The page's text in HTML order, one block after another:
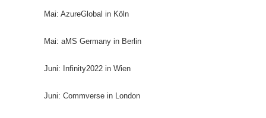
Mai: AzureGlobal in Köln
Mai: aMS Germany in Berlin
Juni: Infinity2022 in Wien
Juni: Commverse in London